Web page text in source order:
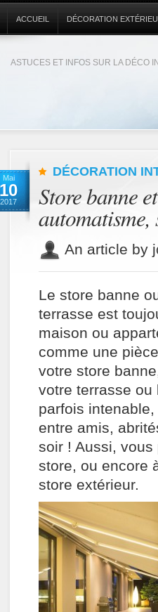
ASTUCES ET INFOS SUR LA DÉCO
ACCUEIL DÉCORATION
Mai
10
2017
DÉCORATION
Store banne
automatisme,
An article by
Le store banne
terrasse est
maison ou
comme une
votre store
votre terrasse
parfois
entre amis,
soir ! Aussi, vous
store, ou encore
store extérieur.